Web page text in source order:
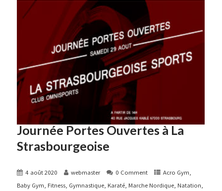
Journée Portes Ouvertes à La
Strasbourgeoise
4 août 2020 webmaster 0 Comment Acro Gym,
Baby Gym, Fitness, Gymnastique, Karaté, Marche Nordique, Natation,